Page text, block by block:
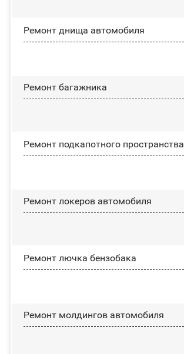
Ремонт днища автомобиля
Ремонт багажника
Ремонт подкапотного пространства
Ремонт лoĸepoв автомобиля
Ремонт лючка бензобака
Ремонт молдингов автомобиля